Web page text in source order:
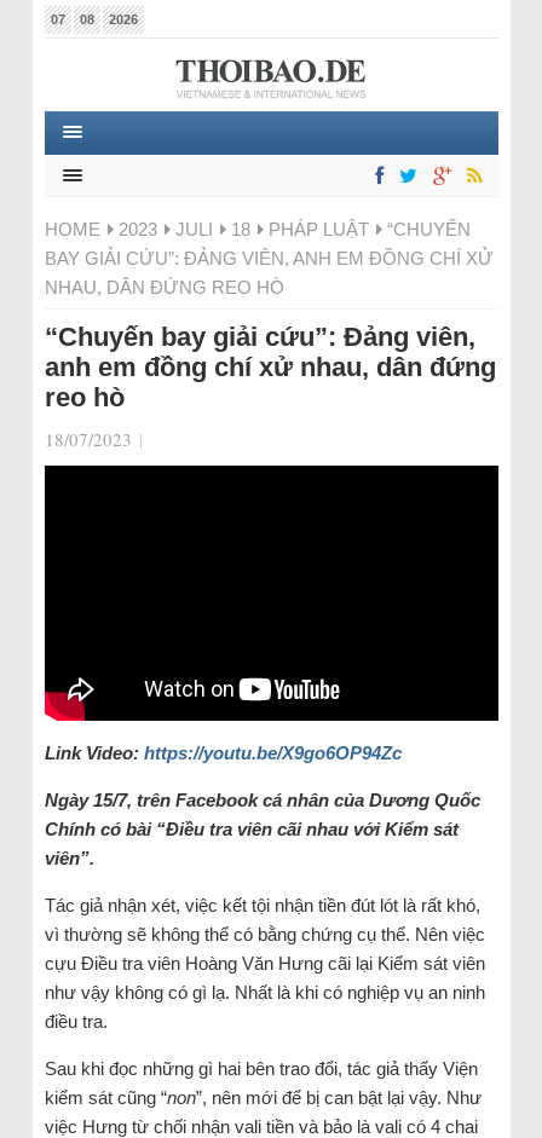
07 08 2026
HOME 2023 JULI 18 PHÁP LUẬT
“CHUYẾN
BAY GIẢI CỨU”: ĐẢNG VIÊN, ANH EM ĐỒNG CHÍ XỬ
NHAU, DÂN ĐỨNG REO HÒ
“Chuyến bay giải cứu”: Đảng viên,
anh em đồng chí xử nhau, dân đứng
reo hò
18/07/2023 |
Link Video: https://youtu.be/X9go6OP94Zc
Ngày 15/7, trên Facebook cá nhân của Dương Quốc
Chính có bài “Điều tra viên cãi nhau với Kiểm sát
viên”.
Tác giả nhận xét, việc kết tội nhận tiền đút lót là rất khó,
vì thường sẽ không thể có bằng chứng cụ thể. Nên việc
cựu Điều tra viên Hoàng Văn Hưng cãi lại Kiểm sát viên
như vậy không có gì lạ. Nhất là khi có nghiệp vụ an ninh
điều tra.
Sau khi đọc những gì hai bên trao đổi, tác giả thấy Viện
kiểm sát cũng “non”, nên mới để bị can bật lại vậy. Như
việc Hưng từ chối nhận vali tiền và bảo là vali có 4 chai